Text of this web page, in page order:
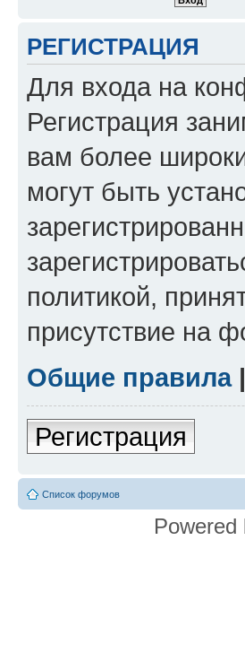
РЕГИСТРАЦИЯ
Для входа на
Регистрация
вам более
могут быть
политикой,
присутствие на
Общие правила|
Регистрация
Список форумов
Powered